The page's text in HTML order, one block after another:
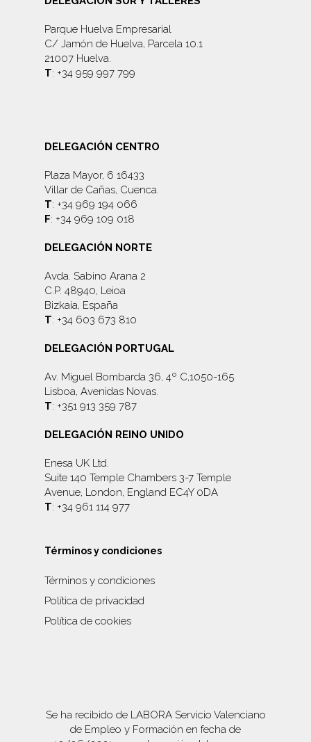
Parque Huelva Empresarial
C/ Jamón de Huelva, Parcela 10.1
21007 Huelva.
T: +34 959 997 799
DELEGACIÓN CENTRO
Plaza Mayor, 6 16433
Villar de Cañas, Cuenca.
T: +34 969 194 066
F: +34 969 109 018
DELEGACIÓN NORTE
Avda. Sabino Arana 2
C.P. 48940, Leioa
Bizkaia, España
T: +34 603 673 810
DELEGACIÓN PORTUGAL
Av. Miguel Bombarda 36, 4º C,1050-165
Lisboa, Avenidas Novas.
T: +351 913 359 787
DELEGACIÓN REINO UNIDO
Enesa UK Ltd.
Suite 140 Temple Chambers 3-7 Temple
Avenue, London, England EC4Y 0DA
T: +34 961 114 977
Términos y condiciones
Términos y condiciones
Política de privacidad
Política de cookies
Se ha recibido de LABORA Servicio Valenciano
de Empleo y Formación en fecha de